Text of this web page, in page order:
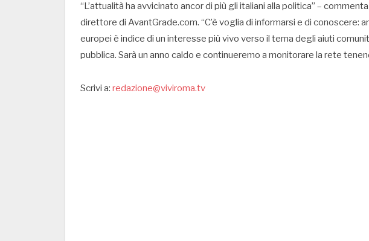
“L’attualità ha avvicinato ancor di più gli italiani alla politica” –
direttore di AvantGrade.com. “C’è voglia di informarsi e di conoscere:
europei è indice di un interesse più vivo verso il tema degli aiuti
pubblica. Sarà un anno caldo e continueremo a monitorare la rete
Scrivi a: redazione@viviroma.tv